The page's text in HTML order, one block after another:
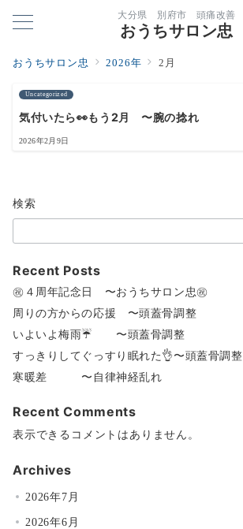
大分県 別府市 頭痛改善
おうちサロン忠
おうちサロン忠 2026年 2月
Uncategorized
気付いたら👀もう2月 〜腕の捻れ
2026年2月9日
検索
Recent Posts
㊗️４周年記念日 〜おうちサロン忠㊗️
周りの方からの応援 〜頭蓋骨調整
いよいよ梅雨☔️ 〜頭蓋骨調整
すっきりしてぐっすり眠れた👌〜頭蓋骨調整
寒暖差 〜自律神経乱れ
Recent Comments
表示できるコメントはありません。
Archives
2026年7月
2026年6月